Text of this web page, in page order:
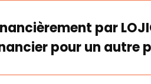
par
pour un autre